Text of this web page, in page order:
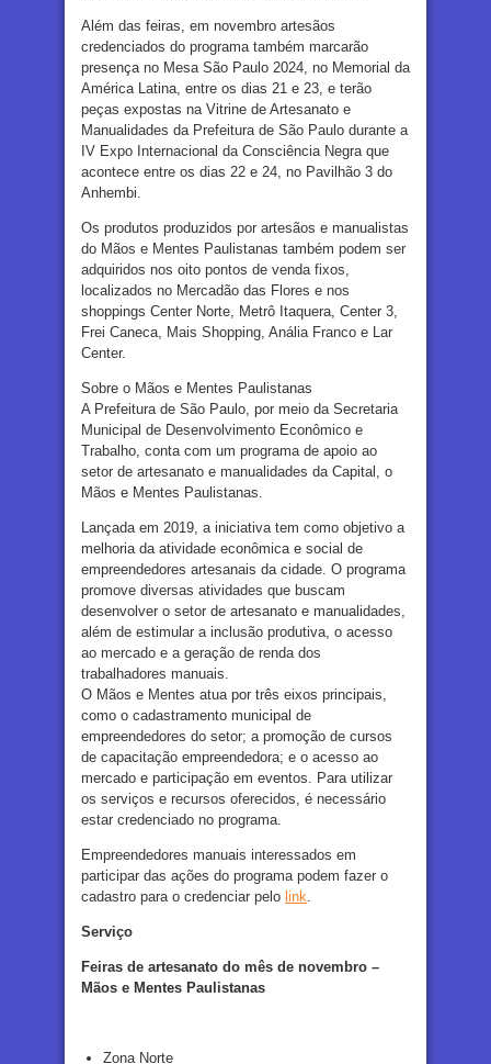
Além das feiras, em novembro artesãos
credenciados do programa também marcarão
presença no Mesa São Paulo 2024, no Memorial da
América Latina, entre os dias 21 e 23, e terão
peças expostas na Vitrine de Artesanato e
Manualidades da Prefeitura de São Paulo durante a
IV Expo Internacional da Consciência Negra que
acontece entre os dias 22 e 24, no Pavilhão 3 do
Anhembi.
Os produtos produzidos por artesãos e manualistas
do Mãos e Mentes Paulistanas também podem ser
adquiridos nos oito pontos de venda fixos,
localizados no Mercadão das Flores e nos
shoppings Center Norte, Metrô Itaquera, Center 3,
Frei Caneca, Mais Shopping, Anália Franco e Lar
Center.
Sobre o Mãos e Mentes Paulistanas
A Prefeitura de São Paulo, por meio da Secretaria
Municipal de Desenvolvimento Econômico e
Trabalho, conta com um programa de apoio ao
setor de artesanato e manualidades da Capital, o
Mãos e Mentes Paulistanas.
Lançada em 2019, a iniciativa tem como objetivo a
melhoria da atividade econômica e social de
empreendedores artesanais da cidade. O programa
promove diversas atividades que buscam
desenvolver o setor de artesanato e manualidades,
além de estimular a inclusão produtiva, o acesso
ao mercado e a geração de renda dos
trabalhadores manuais.
O Mãos e Mentes atua por três eixos principais,
como o cadastramento municipal de
empreendedores do setor; a promoção de cursos
de capacitação empreendedora; e o acesso ao
mercado e participação em eventos. Para utilizar
os serviços e recursos oferecidos, é necessário
estar credenciado no programa.
Empreendedores manuais interessados em
participar das ações do programa podem fazer o
cadastro para o credenciar pelo link
Serviço
Feiras de artesanato do mês de novembro –
Mãos e Mentes Paulistanas
Zona Norte